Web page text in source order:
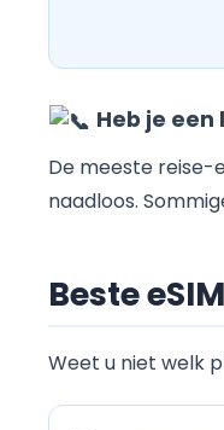
Heb je
De meeste reise-
naadloos.
Beste
Weet u niet welk